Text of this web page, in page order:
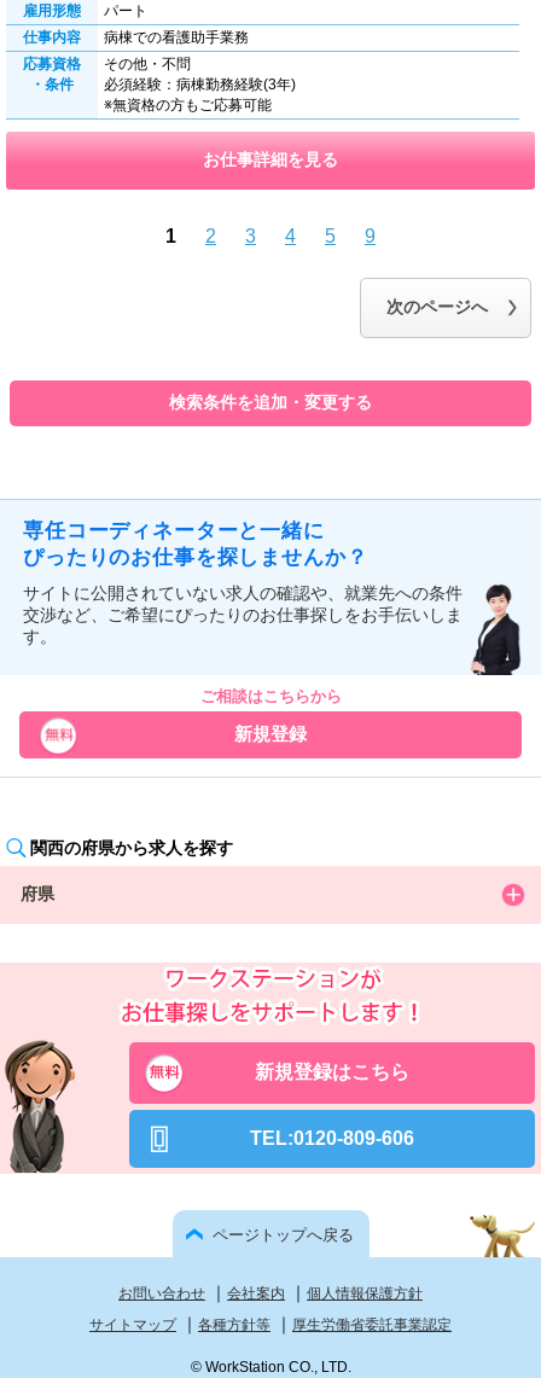
雇用形態
パート
仕事内容
病棟での看護助手業務
応募資格
・条件
その他・不問
必須経験：病棟勤務経験(3年)
※無資格の方もご応募可能
お仕事詳細を見る
1 2 3 4 5 9
次のページへ
検索条件を追加・変更する
専任コーディネーターと一緒に
ぴったりのお仕事を探しませんか？
サイトに公開されていない求人の確認や、就業先への条件
交渉など、ご希望にぴったりのお仕事探しをお手伝いしま
す。
ご相談はこちらから
新規登録
関西の府県から求人を探す
府県
新規登録はこちら
TEL:0120-809-606
ページトップへ戻る
お問い合わせ ｜ 会社案内 ｜ 個人情報保護方針
サイトマップ
｜ 各種方針等 ｜ 厚生労働省委託事業認定
© WorkStation CO., LTD.